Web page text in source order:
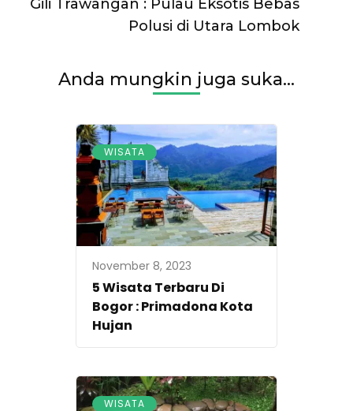
Gili Trawangan : Pulau Eksotis Bebas
Polusi di Utara Lombok
Anda mungkin juga suka...
WISATA
November 8, 2023
5 Wisata Terbaru Di
Bogor : Primadona Kota
Hujan
WISATA